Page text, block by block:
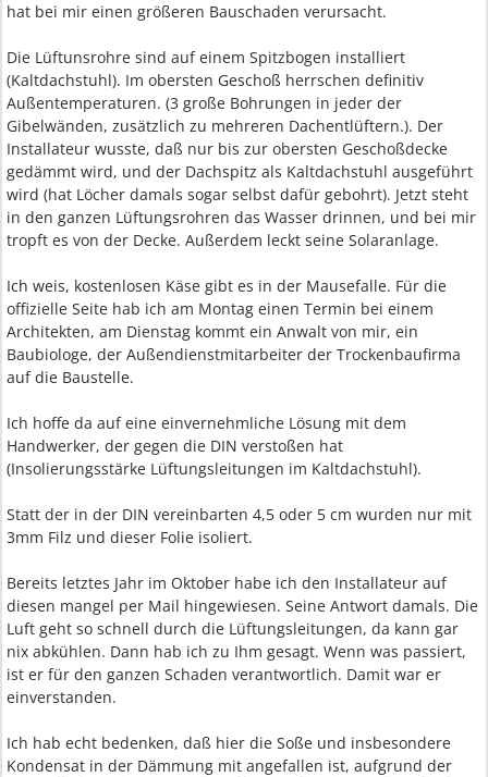
hat bei mir einen größeren Bauschaden verursacht.
Die Lüftunsrohre sind auf einem Spitzbogen installiert
(Kaltdachstuhl). Im obersten Geschoß herrschen definitiv
Außentemperaturen. (3 große Bohrungen in jeder der
Gibelwänden, zusätzlich zu mehreren Dachentlüftern.). Der
Installateur wusste, daß nur bis zur obersten Geschoßdecke
gedämmt wird, und der Dachspitz als Kaltdachstuhl ausgeführt
wird (hat Löcher damals sogar selbst dafür gebohrt). Jetzt steht
in den ganzen Lüftungsrohren das Wasser drinnen, und bei mir
tropft es von der Decke. Außerdem leckt seine Solaranlage.
Ich weis, kostenlosen Käse gibt es in der Mausefalle. Für die
offizielle Seite hab ich am Montag einen Termin bei einem
Architekten, am Dienstag kommt ein Anwalt von mir, ein
Baubiologe, der Außendienstmitarbeiter der Trockenbaufirma
auf die Baustelle.
Ich hoffe da auf eine einvernehmliche Lösung mit dem
Handwerker, der gegen die DIN verstoßen hat
(Insolierungsstärke Lüftungsleitungen im Kaltdachstuhl).
Statt der in der DIN vereinbarten 4,5 oder 5 cm wurden nur mit
3mm Filz und dieser Folie isoliert.
Bereits letztes Jahr im Oktober habe ich den Installateur auf
diesen mangel per Mail hingewiesen. Seine Antwort damals. Die
Luft geht so schnell durch die Lüftungsleitungen, da kann gar
nix abkühlen. Dann hab ich zu Ihm gesagt. Wenn was passiert,
ist er für den ganzen Schaden verantwortlich. Damit war er
einverstanden.
Ich hab echt bedenken, daß hier die Soße und insbesondere
Kondensat in der Dämmung mit angefallen ist, aufgrund der